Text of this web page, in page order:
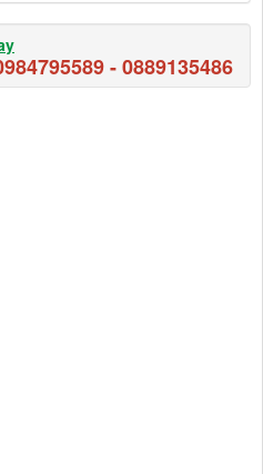
-0889135486